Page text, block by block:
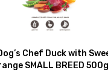
Dog’s Chef Duck with
SMALL BREED 500g